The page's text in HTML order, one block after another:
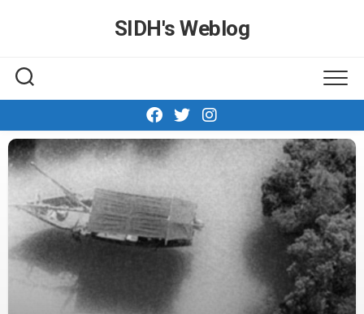
SIDH′s Weblog